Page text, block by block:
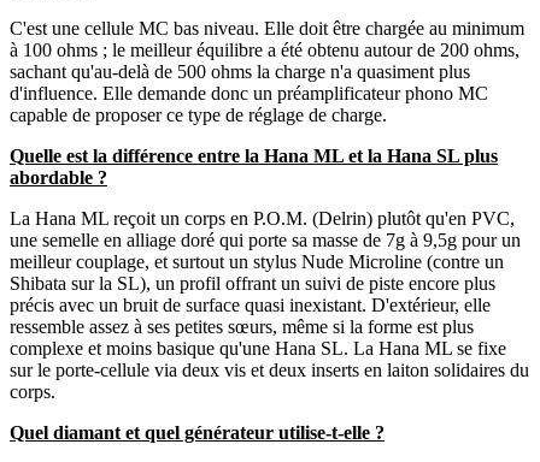
C'est une cellule MC bas niveau. Elle doit être chargée au minimum
à 100 ohms ; le meilleur équilibre a été obtenu autour de 200 ohms,
sachant qu'au-delà de 500 ohms la charge n'a quasiment plus
d'influence. Elle demande donc un préamplificateur phono MC
capable de proposer ce type de réglage de charge.
Quelle est la différence entre la Hana ML et la Hana SL plus
abordable ?
La Hana ML reçoit un corps en P.O.M. (Delrin) plutôt qu'en PVC,
une semelle en alliage doré qui porte sa masse de 7g à 9,5g pour un
meilleur couplage, et surtout un stylus Nude Microline (contre un
Shibata sur la SL), un profil offrant un suivi de piste encore plus
précis avec un bruit de surface quasi inexistant. D'extérieur, elle
ressemble assez à ses petites sœurs, même si la forme est plus
complexe et moins basique qu'une Hana SL. La Hana ML se fixe
sur le porte-cellule via deux vis et deux inserts en laiton solidaires du
corps.
Quel diamant et quel générateur utilise-t-elle ?